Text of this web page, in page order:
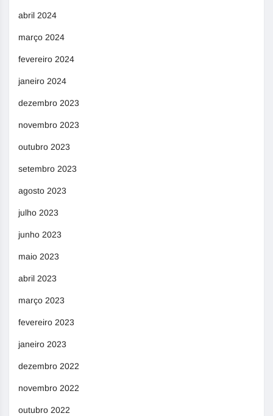
abril 2024
março 2024
fevereiro 2024
janeiro 2024
dezembro 2023
novembro 2023
outubro 2023
setembro 2023
agosto 2023
julho 2023
junho 2023
maio 2023
abril 2023
março 2023
fevereiro 2023
janeiro 2023
dezembro 2022
novembro 2022
outubro 2022